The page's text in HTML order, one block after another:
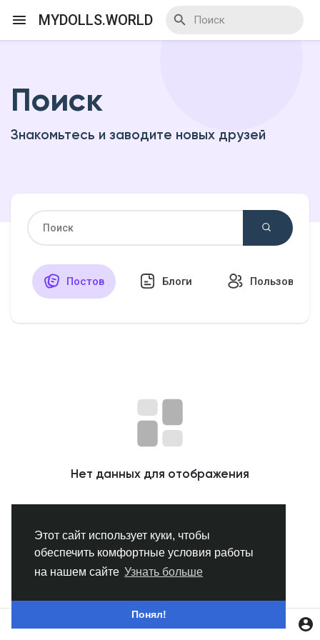
Этот сайт использует куки, чтобы
обеспечить комфортные условия работы
на нашем сайте Узнать больше
Понял!
MYDOLLS.WORLD
Я организатор
Смотреть Базар
Популярные посты
Найти сообщения
Поиск
Знакомьтесь и заводите новых друзей
Постов Блоги
Нет данных для отображения